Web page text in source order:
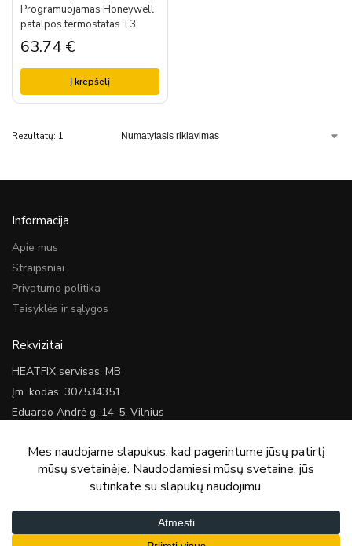
Programuojamas Honeywell
patalpos termostatas T3
63.74 €
Į krepšelį
Rezultatų: 1
Informacija
Apie mus
Straipsniai
Privatumo politika
Taisyklės ir sąlygos
Rekvizitai
HEATFIX servisas, MB
Įm. kodas: 307534351
Eduardo Andrė g. 14-5, Vilnius
Kontaktai
+370 622 22052
info@heatfixservisas.lt
© HEATFIX Servisas, MB |Sprendimas: bresmedia.lt